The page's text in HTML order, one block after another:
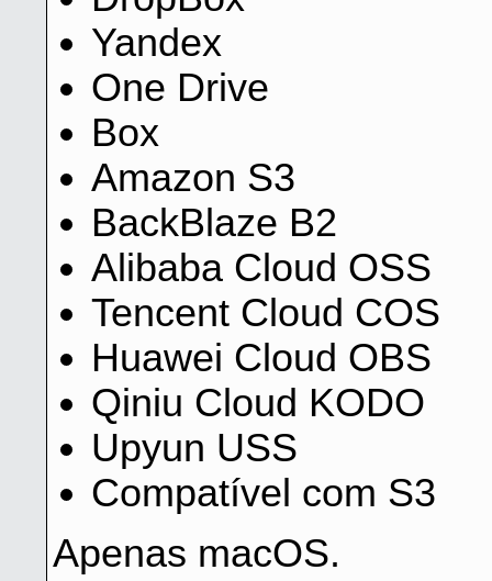
Yandex
One Drive
Box
Amazon S3
BackBlaze B2
Alibaba Cloud OSS
Tencent Cloud COS
Huawei Cloud OBS
Qiniu Cloud KODO
Upyun USS
Compatível com S3
Apenas macOS.